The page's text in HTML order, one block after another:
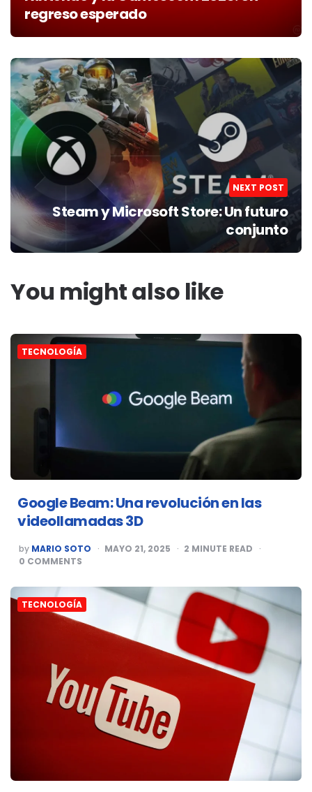
regreso esperado
NEXT POST
Steam y Microsoft Store: Un futuro
conjunto
You might also like
TECNOLOGÍA
Google Beam: Una revolución en las
videollamadas 3D
POSTED
BY
by MARIO SOTO MAYO 21, 2025 2 MINUTE READ
0 COMMENTS
TECNOLOGÍA